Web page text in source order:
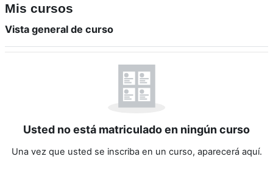
Mis cursos
Bloques de contenido principales
Salta Vista general de curso
Vista general de curso
Usted no está matriculado en ningún curso
Una vez que usted se inscriba en un curso, aparecerá aquí.